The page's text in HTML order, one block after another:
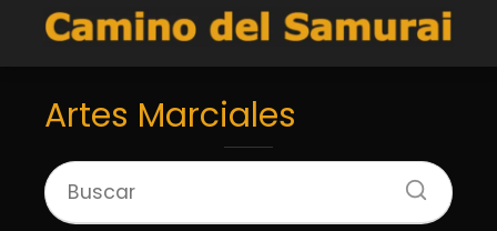
Artes Marciales